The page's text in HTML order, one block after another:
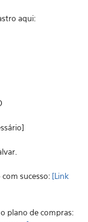
aqui:
sucesso: [Link
plano de compras: